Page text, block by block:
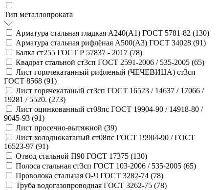
Тип металлопроката
Арматура стальная гладкая А240(А1) ГОСТ 5781-82 (130)
Арматура стальная рифлёная А500(А3) ГОСТ 34028 (91)
Балка ст255 ГОСТ Р 57837 - 2017 (78)
Квадрат стальной ст3сп ГОСТ 2591-2006 / 535-2005 (65)
Лист горячекатанный рифленый (ЧЕЧЕВИЦА) ст3сп
ГОСТ 8568 (91)
Лист горячекатаный ст3сп ГОСТ 16523 / 14637 / 17066 /
19281 / 5520. (273)
Лист оцинкованный ст08пс ГОСТ 19904-90 / 14918-80 /
9045-93 (91)
Лист просечно-вытяжной (39)
Лист холоднокатаный ст08пс ГОСТ 19904-90 / ГОСТ
16523-97 (91)
Отвод стальной П90 ГОСТ 17375 (130)
Полоса стальная ст3сп ГОСТ 103-2006 / 535-2005 (65)
Проволока стальная О-Ч ГОСТ 3282-74 (78)
Труба водогазопроводная ГОСТ 3262-75 (78)